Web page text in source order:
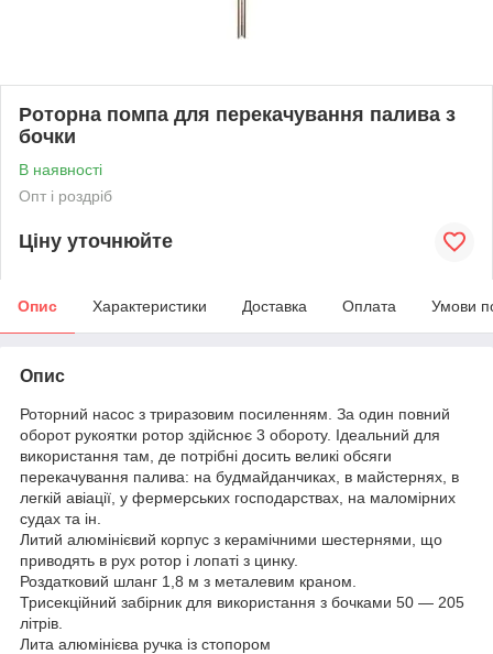
Роторна помпа для перекачування палива з
бочки
В наявності
Опт і роздріб
Ціну уточнюйте
Опис Характеристики Доставка Оплата Умови
Опис
Роторний насос з триразовим посиленням. За один повний
оборот рукоятки ротор здійснює 3 обороту. Ідеальний для
використання там, де потрібні досить великі обсяги
перекачування палива: на будмайданчиках, в майстернях, в
легкій авіації, у фермерських господарствах, на маломірних
судах та ін.
Литий алюмінієвий корпус з керамічними шестернями, що
приводять в рух ротор і лопаті з цинку.
Роздатковий шланг 1,8 м з металевим краном.
Трисекційний забірник для використання з бочками 50 — 205
літрів.
Лита алюмінієва ручка із стопором